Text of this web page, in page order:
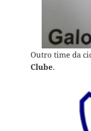
Outro time da
Clube.